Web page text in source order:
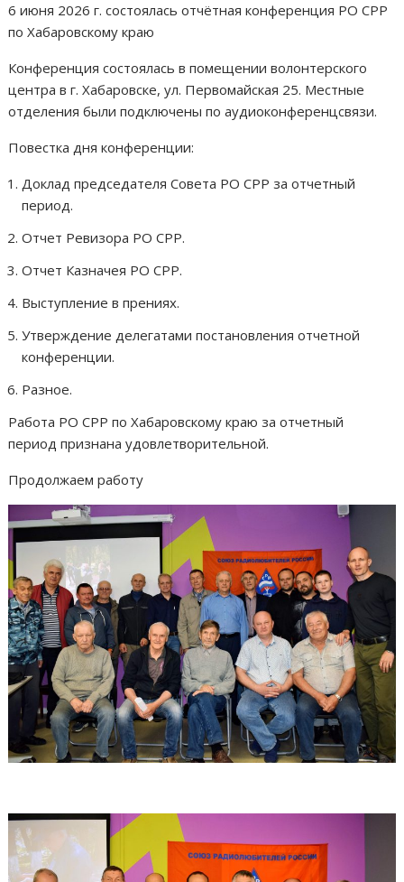
6 июня 2026 г. состоялась отчётная конференция РО СРР
по Хабаровскому краю
Конференция состоялась в помещении волонтерского
центра в г. Хабаровске, ул. Первомайская 25. Местные
отделения были подключены по аудиоконференцсвязи.
Повестка дня конференции:
Доклад председателя Совета РО СРР за отчетный
период.
Отчет Ревизора РО СРР.
Отчет Казначея РО СРР.
Выступление в прениях.
Утверждение делегатами постановления отчетной
конференции.
Разное.
Работа РО СРР по Хабаровскому краю за отчетный
период признана удовлетворительной.
Продолжаем работу